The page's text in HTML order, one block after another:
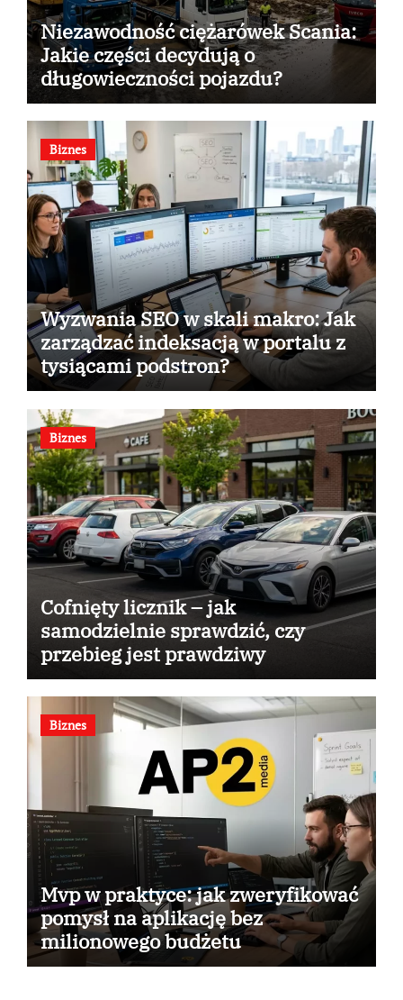
Niezawodność ciężarówek Scania:
Jakie części decydują o
długowieczności pojazdu?
Biznes
Wyzwania SEO w skali makro: Jak
zarządzać indeksacją w portalu z
tysiącami podstron?
Biznes
Cofnięty licznik – jak
samodzielnie sprawdzić, czy
przebieg jest prawdziwy
Biznes
Mvp w praktyce: jak zweryfikować
pomysł na aplikację bez
milionowego budżetu